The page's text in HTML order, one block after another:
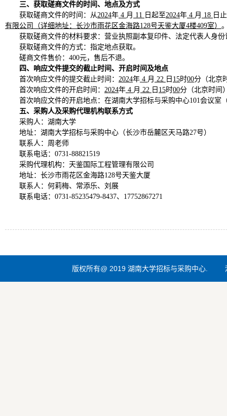
三、获取磋商文件的时间、地点及方式
获取磋商文件的时间：从2024年 4 月 11 日起至2024年 4 月 18 日
有限公司（详细地址：长沙市雨花区金海路128号天鉴大厦4楼409室）
获取磋商文件的材料要求：营业执照副本复印件、法定代表人身
获取磋商文件的方式：指定地点获取。
磋商文件售价： 400元，售后不退。
四、响应文件提交的截止时间、开启时间及地点
首次响应文件的提交截止时间： 2024年 4 月 22 日 15时00分（北京
首次响应文件的开启时间： 2024年 4 月 22 日 15时00分（北京时间
首次响应文件的开启地点：在湖南大学招标与采购中心101会议室
五、采购人及采购代理机构联系方式
采购人：湖南大学
地址： 湖南大学招标与采购中心（长沙市岳麓区天马路27号）
联系人：周老师
联系电话： 0731-88821519
采购代理机构：天鉴国际工程管理有限公司
地址：长沙市雨花区金海路128号天鉴大厦
联系人：何莉梅、常添乐、刘展
联系电话： 0731-85235479-8437、17752867271
版权所有@ 2019 湖南大学招标与采购中心.